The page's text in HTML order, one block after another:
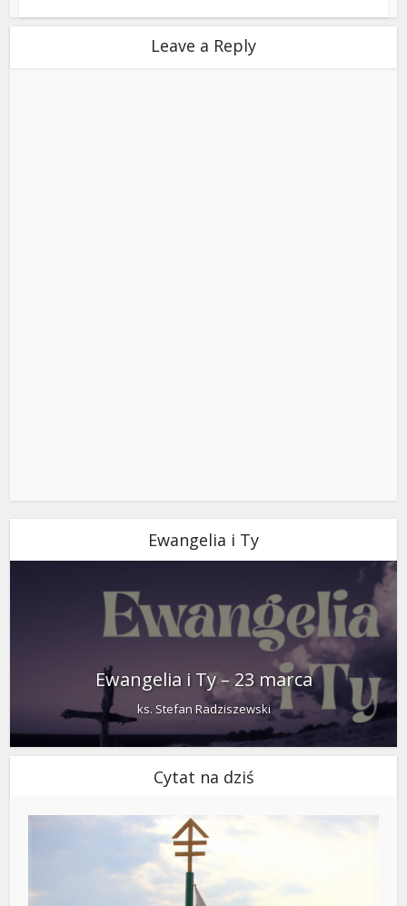
Leave a Reply
Ewangelia i Ty
Ewangelia i Ty – 23 marca
ks. Stefan Radziszewski
Cytat na dziś